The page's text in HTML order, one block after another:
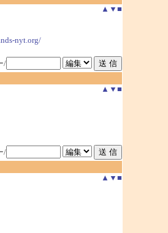
▲ ▼ ■
nyt.org/
/
▲ ▼ ■
/
▲ ▼ ■